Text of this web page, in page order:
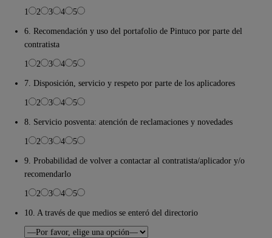
1
2 3 4
5
6. Recomendación y uso del portafolio de Pintuco por parte del
contratista
1
2 3 4
5
7. Disposición, servicio y respeto por parte de los aplicadores
1
2 3 4
5
8. Servicio posventa: atención de reclamaciones y novedades
1
2 3 4
5
9. Probabilidad de volver a contactar al contratista/aplicador y/o
recomendarlo
1
2 3 4
5
10. A través de que medios se enteró del directorio